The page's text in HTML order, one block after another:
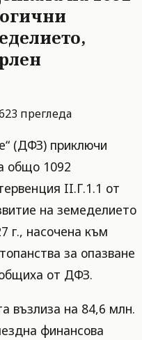
прегледа
(ДФЗ) приключи
общо 1092
II.Г.1.1 от
на земеделието
г., насочена към
за опазване
от ДФЗ.
възлиза на 84,6 млн.
финансова